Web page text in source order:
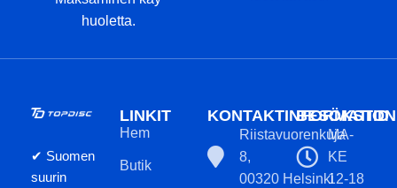
huoletta.
✔ Suomen
suurin
LINKIT
Hem
Butik
KONTAKTINFORMATION
Riistavuorenkuja
8,
00320 Helsinki
BESÖKSTID
MA-
KE
12-18